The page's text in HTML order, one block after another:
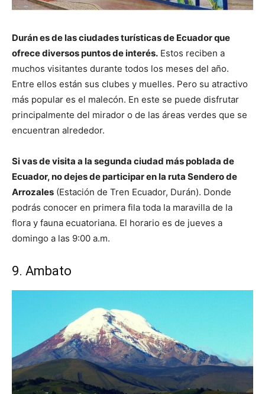
Durán es de las ciudades turísticas de Ecuador que
ofrece diversos puntos de interés. Estos reciben a
muchos visitantes durante todos los meses del año.
Entre ellos están sus clubes y muelles. Pero su atractivo
más popular es el malecón. En este se puede disfrutar
principalmente del mirador o de las áreas verdes que se
encuentran alrededor.
Si vas de visita a la segunda ciudad más poblada de
Ecuador, no dejes de participar en la ruta Sendero de
Arrozales (Estación de Tren Ecuador, Durán). Donde
podrás conocer en primera fila toda la maravilla de la
flora y fauna ecuatoriana. El horario es de jueves a
domingo a las 9:00 a.m.
9. Ambato